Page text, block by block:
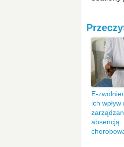
E-
ich wpływ
absencją